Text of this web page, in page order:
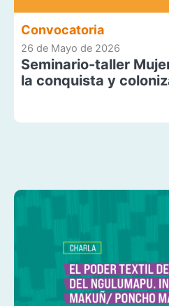
Convocatoria
26 de Mayo de 2026
Seminario-taller
la conquista y